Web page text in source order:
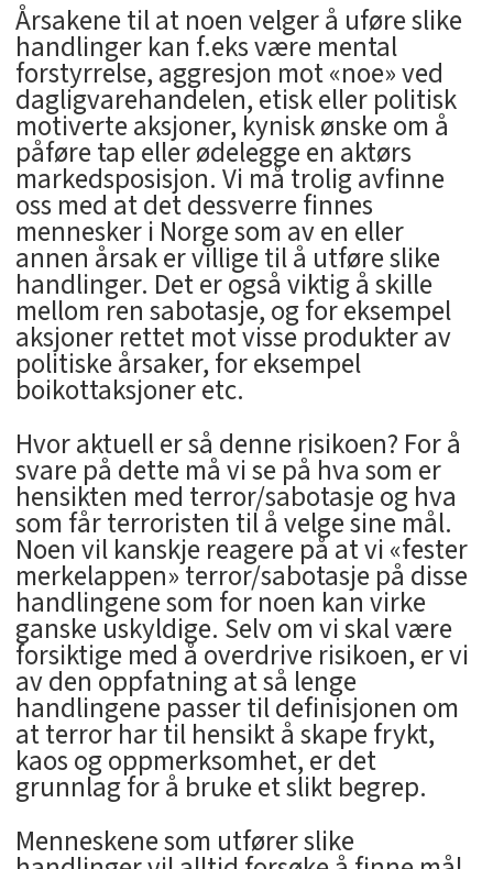
Årsakene til at noen velger å uføre slike
handlinger kan f.eks være mental
forstyrrelse, aggresjon mot «noe» ved
dagligvarehandelen, etisk eller politisk
motiverte aksjoner, kynisk ønske om å
påføre tap eller ødelegge en aktørs
markedsposisjon. Vi må trolig avfinne
oss med at det dessverre finnes
mennesker i Norge som av en eller
annen årsak er villige til å utføre slike
handlinger. Det er også viktig å skille
mellom ren sabotasje, og for eksempel
aksjoner rettet mot visse produkter av
politiske årsaker, for eksempel
boikottaksjoner etc.
Hvor aktuell er så denne risikoen? For å
svare på dette må vi se på hva som er
hensikten med terror/sabotasje og hva
som får terroristen til å velge sine mål.
Noen vil kanskje reagere på at vi «fester
merkelappen» terror/sabotasje på disse
handlingene som for noen kan virke
ganske uskyldige. Selv om vi skal være
forsiktige med å overdrive risikoen, er vi
av den oppfatning at så lenge
handlingene passer til definisjonen om
at terror har til hensikt å skape frykt,
kaos og oppmerksomhet, er det
grunnlag for å bruke et slikt begrep.
Menneskene som utfører slike